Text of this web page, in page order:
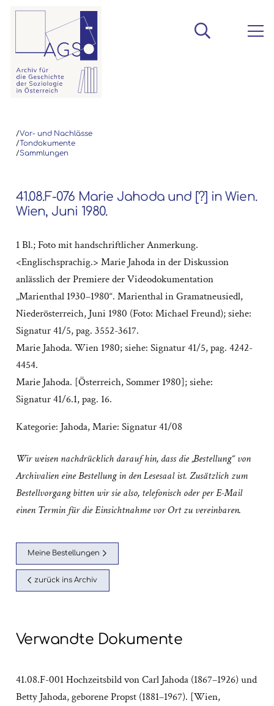
/Vor- und Nachlässe
/Tondokumente
/Sammlungen
41.08.F-076 Marie Jahoda und [?] in Wien.
Wien, Juni 1980.
1 Bl.; Foto mit handschriftlicher Anmerkung.
<Englischsprachig.> Marie Jahoda in der Diskussion
anlässlich der Premiere der Videodokumentation
„Marienthal 1930–1980“. Marienthal in Gramatneusiedl,
Niederösterreich, Juni 1980 (Foto: Michael Freund); siehe:
Signatur 41/5, pag. 3552-3617.
Marie Jahoda. Wien 1980; siehe: Signatur 41/5, pag. 4242-
4454.
Marie Jahoda. [Österreich, Sommer 1980]; siehe:
Signatur 41/6.1, pag. 16.
Kategorie: Jahoda, Marie: Signatur 41/08
Wir weisen nachdrücklich darauf hin, dass die „Bestellung“ von
Archivalien eine Bestellung in den Lesesaal ist. Zusätzlich zum
Bestellvorgang bitten wir sie also, telefonisch oder per E-Mail
einen Termin für die Einsichtnahme vor Ort zu vereinbaren.
Meine Bestellungen
zurück ins Archiv
Verwandte Dokumente
41.08.F-001 Hochzeitsbild von Carl Jahoda (1867–1926) und
Betty Jahoda, geborene Propst (1881–1967). [Wien,